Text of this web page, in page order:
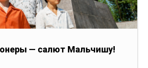
— салют Мальчишу!